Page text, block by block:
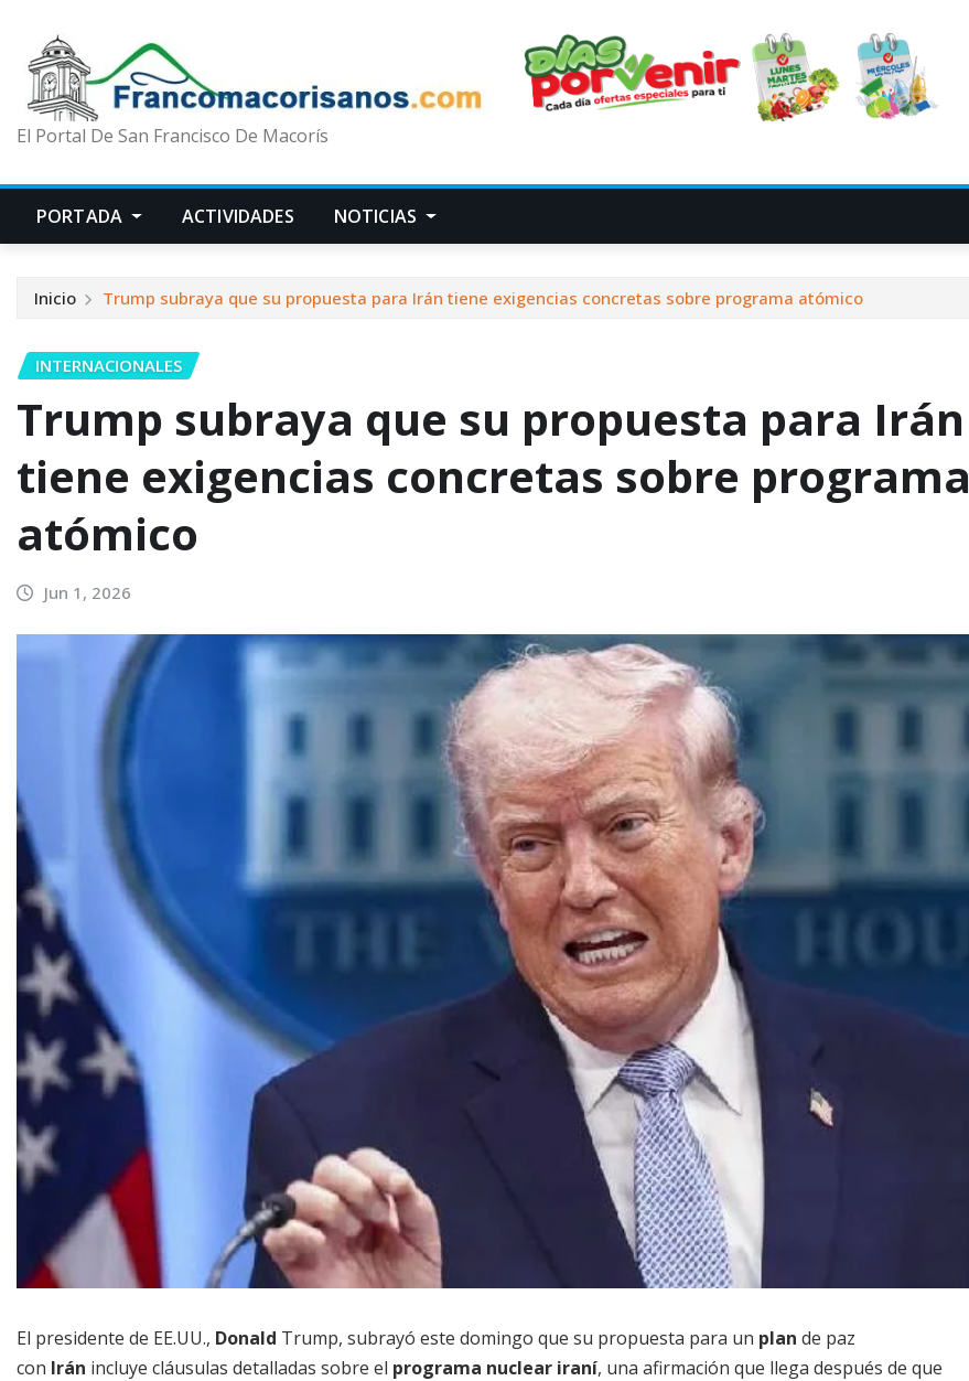
El Portal De San Francisco De Macorís
PORTADA ACTIVIDADES NOTICIAS
Inicio Trump subraya que su propuesta para Irán tiene exigencias concretas sobre programa atómico
INTERNACIONALES
Trump subraya que su propuesta para Irán
tiene exigencias concretas sobre programa
atómico
Jun 1, 2026
El presidente de EE.UU., Donald Trump, subrayó este domingo que su propuesta para un plan de paz
con Irán incluye cláusulas detalladas sobre el programa nuclear iraní, una afirmación que llega después de que